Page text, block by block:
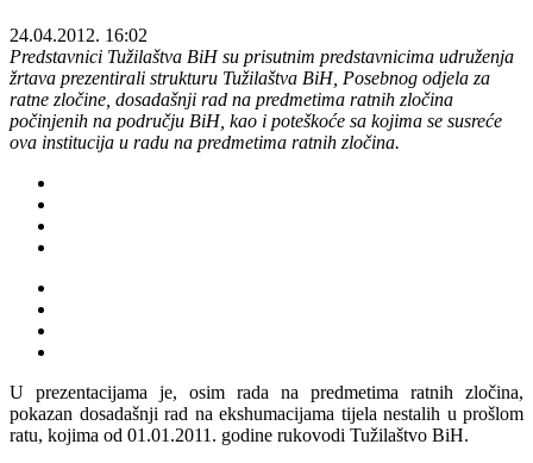
24.04.2012. 16:02
Predstavnici Tužilaštva BiH su prisutnim predstavnicima udruženja
žrtava prezentirali strukturu Tužilaštva BiH, Posebnog odjela za
ratne zločine, dosadašnji rad na predmetima ratnih zločina
počinjenih na području BiH, kao i poteškoće sa kojima se susreće
ova institucija u radu na predmetima ratnih zločina.
U prezentacijama je, osim rada na predmetima ratnih zločina,
pokazan dosadašnji rad na ekshumacijama tijela nestalih u prošlom
ratu, kojima od 01.01.2011. godine rukovodi Tužilaštvo BiH.